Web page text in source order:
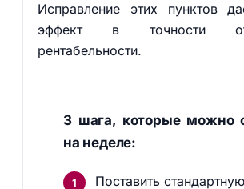
Исправление этих пунктов
эффект в точности
рентабельности.
3 шага, которые можно
на неделе:
Поставить стандартную